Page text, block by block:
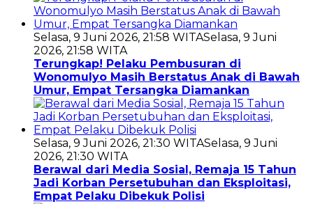
Selasa, 9 Juni 2026, 21:58 WITASelasa, 9 Juni
2026, 21:58 WITA
Terungkap! Pelaku Pembusuran di
Wonomulyo Masih Berstatus Anak di Bawah
Umur, Empat Tersangka Diamankan
Selasa, 9 Juni 2026, 21:30 WITASelasa, 9 Juni
2026, 21:30 WITA
Berawal dari Media Sosial, Remaja 15 Tahun
Jadi Korban Persetubuhan dan Eksploitasi,
Empat Pelaku Dibekuk Polisi